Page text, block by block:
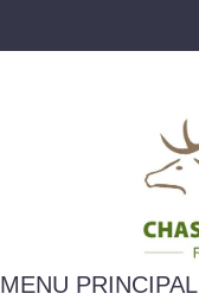
MENU PRINCIPAL